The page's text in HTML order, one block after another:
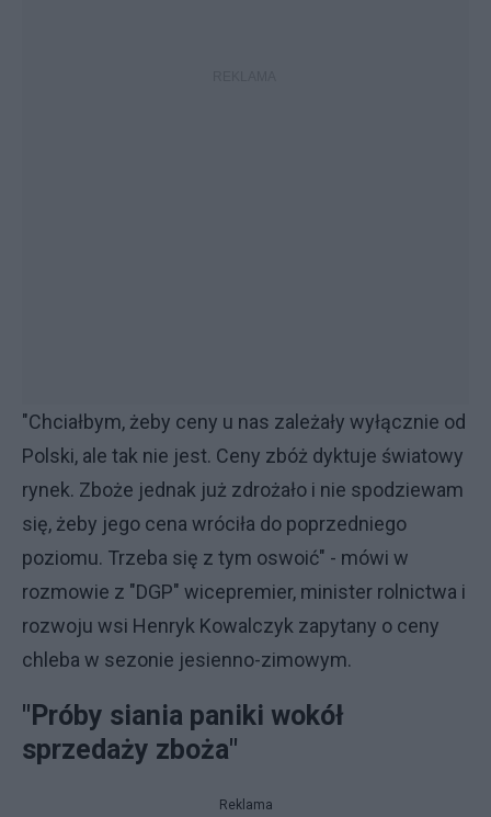
"Chciałbym, żeby ceny u nas zależały wyłącznie od
Polski, ale tak nie jest. Ceny zbóż dyktuje światowy
rynek. Zboże jednak już zdrożało i nie spodziewam
się, żeby jego cena wróciła do poprzedniego
poziomu. Trzeba się z tym oswoić" - mówi w
rozmowie z "DGP" wicepremier, minister rolnictwa i
rozwoju wsi Henryk Kowalczyk zapytany o ceny
chleba w sezonie jesienno-zimowym.
"Próby siania paniki wokół
sprzedaży zboża"
Reklama